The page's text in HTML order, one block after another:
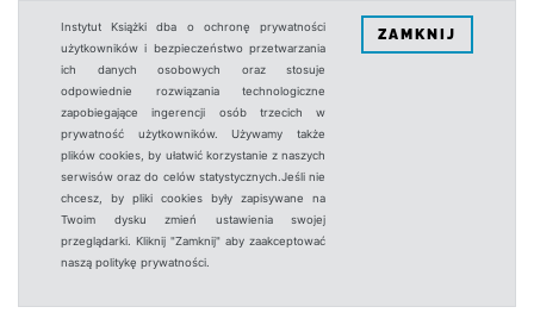
Instytut Książki dba o ochronę prywatności
użytkowników i bezpieczeństwo przetwarzania
ich danych osobowych oraz stosuje
odpowiednie rozwiązania technologiczne
zapobiegające ingerencji osób trzecich w
prywatność użytkowników. Używamy także
plików cookies, by ułatwić korzystanie z naszych
serwisów oraz do celów statystycznych.Jeśli nie
chcesz, by pliki cookies były zapisywane na
Twoim dysku zmień ustawienia swojej
przeglądarki. Kliknij "Zamknij" aby zaakceptować
naszą politykę prywatności.
ZAMKNIJ